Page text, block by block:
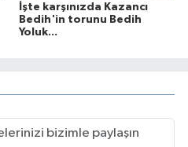
İşte karşınızda Kazancı
Bedih'in torunu Bedih
Yoluk...